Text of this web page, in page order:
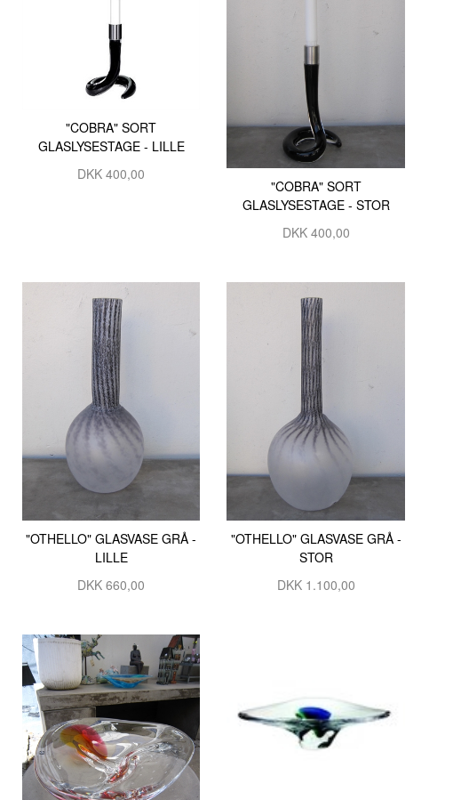
MIKAEL KENLIND
OLE HJERRILD
ROLF BENGTSSON
SARAH HØI
SIDSEL BRIX
SIDSEL BRIX OG DIANA
THOMAS HOLST
TINA FERCH
TINA WILLUMSEN
TINNA HÖRRMANN
TOVE ANDRESEN
YANNI SOUVATZOGLOU
AAEN & NIELSEN
"COBRA" SORT
GLASLYSESTAGE - LILLE
DKK 400,00
"COBRA" SORT
GLASLYSESTAGE - STOR
DKK 400,00
"OTHELLO" GLASVASE GRÅ -
LILLE
DKK 660,00
"OTHELLO" GLASVASE GRÅ -
STOR
DKK 1.100,00